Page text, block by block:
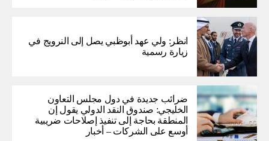
انظر: ولي عهد أبوظبي يصل إلى النرويج في
زيارة رسمية
ضرائب جديدة في دول مجلس التعاون
الخليجي: صندوق النقد الدولي يقول إن
المنطقة بحاجة إلى تنفيذ إصلاحات ضريبية
أوسع على الشركات – أخبار